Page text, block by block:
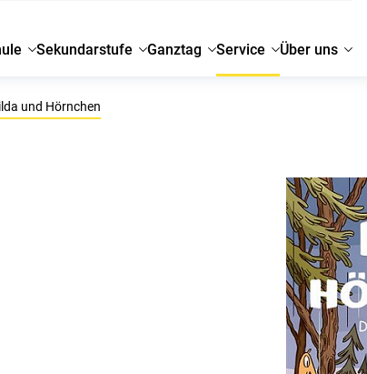
Sekundarstufe Ganztag Service Über uns
und Hörnchen